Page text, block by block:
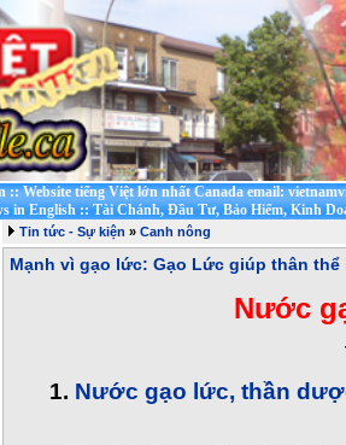
::Website tiếng Việt lớn nhất Canada email:
in English::Tài Chánh, Đầu Tư, Bảo Hiểm, Kinh
Tin tức - Sự kiện » Canh nông
Mạnh vì gạo lức: Gạo Lức giúp thân thể
Nước
1. Nước gạo lức, thần